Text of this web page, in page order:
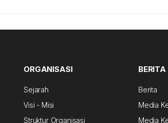
ORGANISASI
Sejarah
Visi - Misi
Struktur Organisasi
Berita
Media
Media